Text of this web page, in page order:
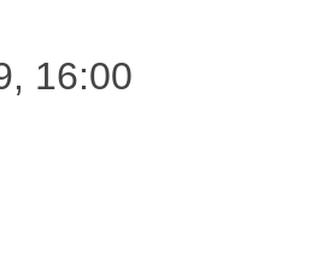
16:00